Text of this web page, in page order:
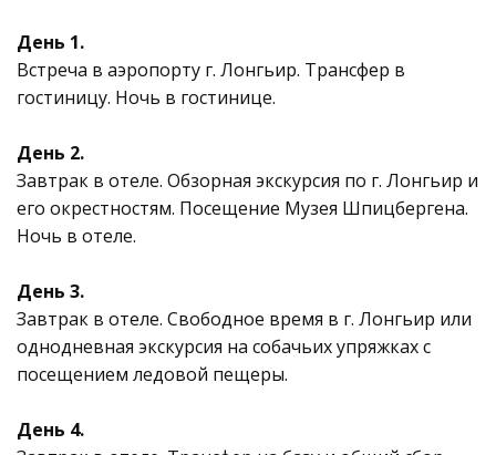
День 1.
Встреча в аэропорту г. Лонгьир. Трансфер в
гостиницу. Ночь в гостинице.
День 2.
Завтрак в отеле. Обзорная экскурсия по г. Лонгьир и
его окрестностям. Посещение Музея Шпицбергена.
Ночь в отеле.
День 3.
Завтрак в отеле. Свободное время в г. Лонгьир или
однодневная экскурсия на собачьих упряжках с
посещением ледовой пещеры.
День 4.